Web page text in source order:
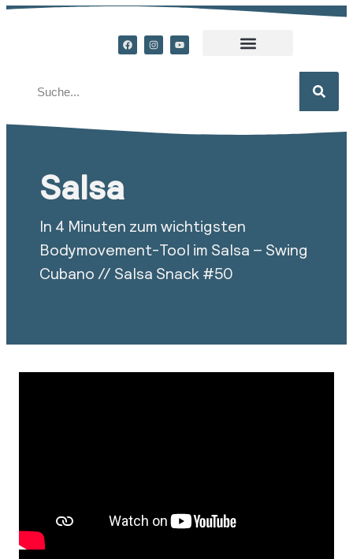
Salsa
In 4 Minuten zum wichtigsten
Bodymovement-Tool im Salsa – Swing
Cubano // Salsa Snack #50